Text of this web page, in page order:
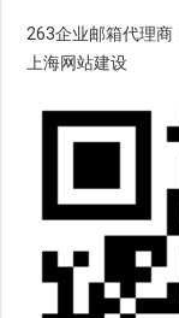
263企业邮箱代理商
上海网站建设